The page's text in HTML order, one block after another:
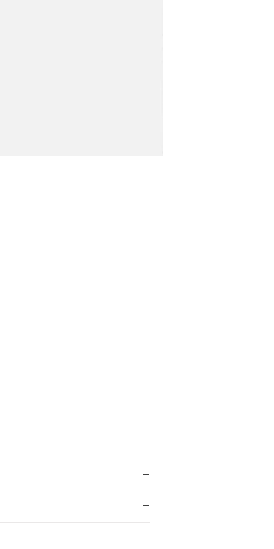
permettre ainsi d'acheter sur votre